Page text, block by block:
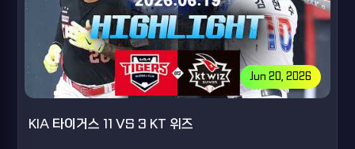
Jun 20, 2026
KIA 타이거스 11 VS 3 KT 위즈